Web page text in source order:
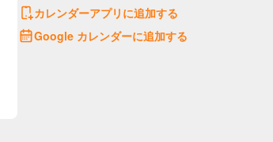
カレンダーアプリに追加する
Google カレンダーに追加する